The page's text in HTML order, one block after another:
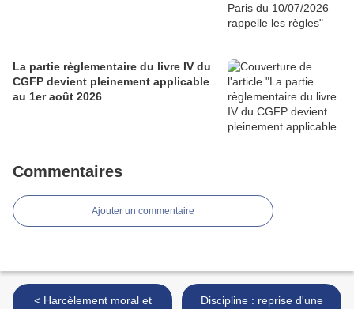
La partie règlementaire du livre IV du
CGFP devient pleinement applicable
au 1er août 2026
Commentaires
Ajouter un commentaire
< Harcèlement moral et
Discipline : reprise d'une